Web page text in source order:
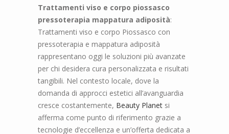
Trattamenti viso e corpo piossasco
pressoterapia mappatura adiposità:
Trattamenti viso e corpo Piossasco con
pressoterapia e mappatura adiposità
rappresentano oggi le soluzioni più avanzate
per chi desidera cura personalizzata e risultati
tangibili. Nel contesto locale, dove la
domanda di approcci estetici all’avanguardia
cresce costantemente, Beauty Planet si
afferma come punto di riferimento grazie a
tecnologie d’eccellenza e un’offerta dedicata a